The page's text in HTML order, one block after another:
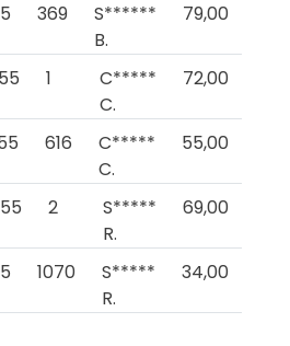
369
S******
B.
79,00
1
C*****
C.
72,00
616
C*****
C.
55,00
2
S*****
R.
69,00
1070
S*****
R.
34,00